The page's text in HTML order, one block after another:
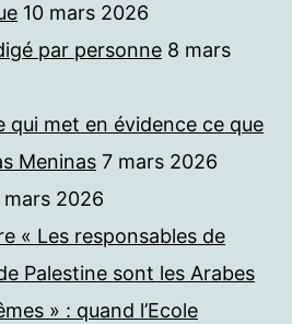
10 mars 2026
par personne 8 mars
qui met en évidence ce que
Meninas 7 mars 2026
mars 2026
« Les responsables de
Palestine sont les Arabes
» : quand l’Ecole